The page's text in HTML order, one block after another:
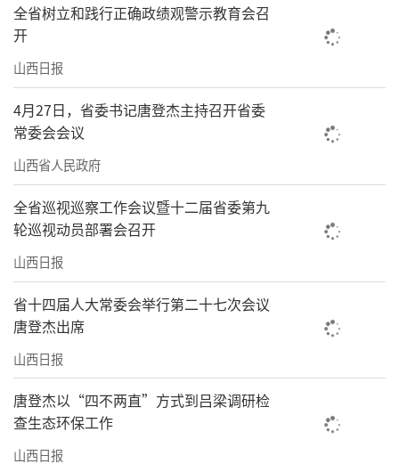
全省树立和践行正确政绩观警示教育会召
开
山西日报
4月27日，省委书记唐登杰主持召开省委
常委会会议
山西省人民政府
全省巡视巡察工作会议暨十二届省委第九
轮巡视动员部署会召开
山西日报
省十四届人大常委会举行第二十七次会议
唐登杰出席
山西日报
唐登杰以“四不两直”方式到吕梁调研检
查生态环保工作
山西日报